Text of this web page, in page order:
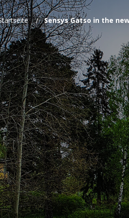
/ Sensys Gatso in the